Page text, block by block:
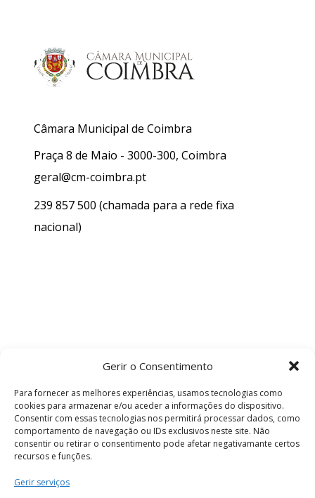
Gerir o Consentimento
Para fornecer as melhores experiências, usamos tecnologias como
cookies para armazenar e/ou aceder a informações do dispositivo.
Consentir com essas tecnologias nos permitirá processar dados, como
comportamento de navegação ou IDs exclusivos neste site. Não
consentir ou retirar o consentimento pode afetar negativamante certos
recursos e funções.
Gerir serviços
Câmara Municipal de Coimbra
Praça 8 de Maio - 3000-300, Coimbra
geral@cm-coimbra.pt
239 857 500 (chamada para a rede fixa
nacional)
Termos e Condições